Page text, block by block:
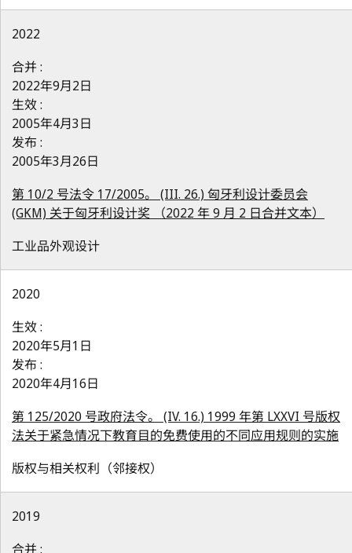
2022
合并 :
2022年9月2日
生效 :
2005年4月3日
发布 :
2005年3月26日
第 10/2 号法令 17/2005。 (III. 26.) 匈牙利设计委员会
(GKM) 关于匈牙利设计奖 （2022 年 9 月 2 日合并文本）
工业品外观设计
2020
生效 :
2020年5月1日
发布 :
2020年4月16日
第 125/2020 号政府法令。 (IV. 16.) 1999 年第 LXXVI 号版权
法关于紧急情况下教育目的免费使用的不同应用规则的实施
版权与相关权利（邻接权）
2019
合并 :